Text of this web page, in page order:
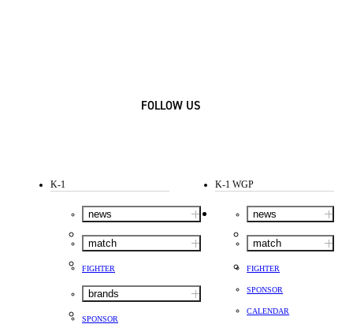
FOLLOW US
K-1
news
match
FIGHTER
brands
SPONSOR
K-1 WGP
news
match
FIGHTER
SPONSOR
CALENDAR